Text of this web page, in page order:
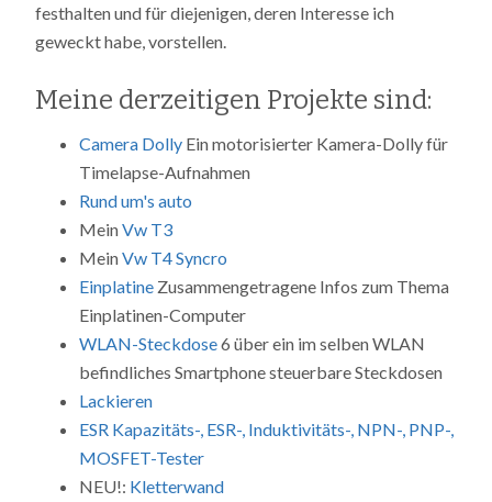
festhalten und für diejenigen, deren Interesse ich
geweckt habe, vorstellen.
Meine derzeitigen Projekte sind:
Camera Dolly Ein motorisierter Kamera-Dolly für
Timelapse-Aufnahmen
Rund um's auto
MeinVw T3
MeinVw T4 Syncro
Einplatine Zusammengetragene Infos zum Thema
Einplatinen-Computer
WLAN-Steckdose6 über ein im selben WLAN
befindliches Smartphone steuerbare Steckdosen
Lackieren
ESR Kapazitäts-, ESR-, Induktivitäts-, NPN-, PNP-,
MOSFET-Tester
NEU!: Kletterwand